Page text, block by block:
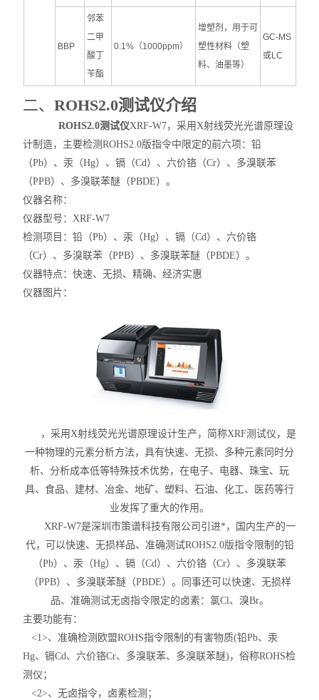
BBP
邻苯
二甲
酸丁
苄酯
0.1%（1000ppm）
增塑剂，用于可
塑性材料（塑
料、油墨等）
GC-MS
或LC
二、ROHS2.0测试仪介绍
ROHS2.0测试仪XRF-W7，采用X射线荧光光谱原理设
计制造，主要检测ROHS2.0版指令中限定的前六项：铅
（Pb）、汞（Hg）、镉（Cd）、六价铬（Cr）、多溴联苯
（PPB）、多溴联苯醚（PBDE）。
仪器名称：
仪器型号：XRF-W7
检测项目：铅（Pb）、汞（Hg）、镉（Cd）、六价铬
（Cr）、多溴联苯（PPB）、多溴联苯醚（PBDE）。
仪器特点：快速、无损、精确、经济实惠
仪器图片：
，采用X射线荧光光谱原理设计生产，简称XRF测试仪，是
一种物理的元素分析方法，具有快速、无损、多种元素同时分
析、分析成本低等特殊技术优势，在电子、电器、珠宝、玩
具、食品、建材、冶金、地矿、塑料、石油、化工、医药等行
业发挥了重大的作用。
XRF-W7是深圳市策谱科技有限公司引进*，国内生产的一
代，可以快速、无损样品、准确测试ROHS2.0版指令限制的铅
（Pb）、汞（Hg）、镉（Cd）、六价铬（Cr）、多溴联苯
（PPB）、多溴联苯醚（PBDE）。​同事还可以快速、无损样
品、准确测试无卤指令限定的卤素：氯Cl、溴Br。
主要功能有：
<1>、准确检测欧盟ROHS指令限制的有害物质(铅Pb、汞
Hg、镉Cd、六价铬Cr、多溴联苯、多溴联苯醚)，俗称ROHS检
测仪；
<2>、无卤指令，卤素检测；